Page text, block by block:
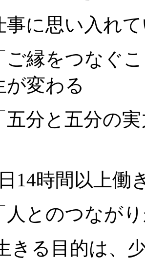
事に思い入れ
ご縁をつなぐ
が変わる
五分と五分の
日14時間以上働
人とのつなが
きる目的は、